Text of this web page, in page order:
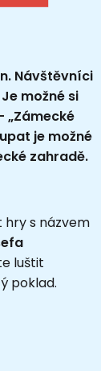
Návštěvníci
možné si
je možné
zahradě.
hry s názvem
luštit
poklad.